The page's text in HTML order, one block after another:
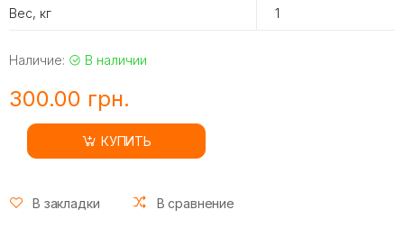
Вес, кг 1
Наличие: В наличии
300.00 грн.
КУПИТЬ
В закладки В сравнение